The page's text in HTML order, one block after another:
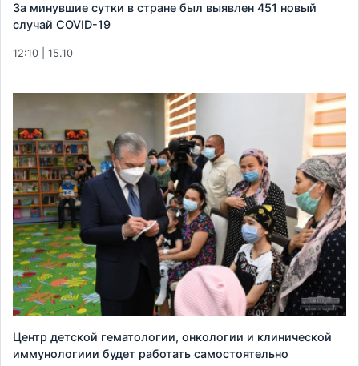
За минувшие сутки в стране был выявлен 451 новый
случай COVID-19
12:10 | 15.10
Центр детской гематологии, онкологии и клинической
иммунологиии будет работать самостоятельно